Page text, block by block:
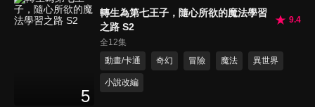
5
轉生為第七王子，隨心所欲的魔法學習
之路 S2
9.4
全12集
動畫/卡通
奇幻 冒險 魔法 異世界
小說改編